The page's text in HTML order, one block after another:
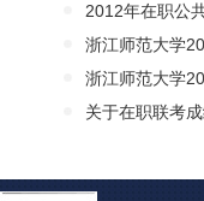
2012年在职公
浙江师范大学
浙江师范大学
关于在职联考